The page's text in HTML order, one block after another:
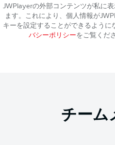
JWPlayerの外部コンテンツが私に
ます。これにより、個人情報が
キーを設定することができるように
バシーポリシーをご覧くだ
チーム